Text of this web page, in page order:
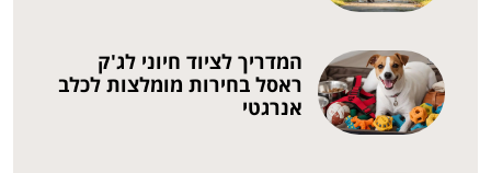
המדריך לציוד חיוני לג'ק
ראסל בחירות מומלצות לכלב
אנרגטי